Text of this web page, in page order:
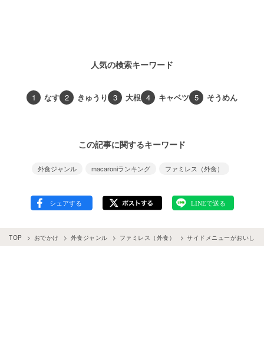
人気の検索キーワード
1 なす 2 きゅうり 3 大根 4 キャベツ 5 そうめん
この記事に関するキーワード
外食ジャンル macaroniランキング ファミレス（外食）
TOP おでかけ 外食ジャンル ファミレス（外食） サイドメニューがおいし